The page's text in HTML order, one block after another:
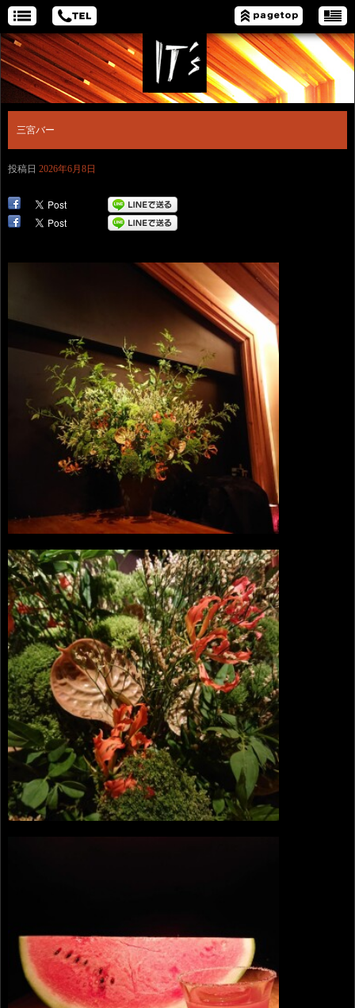
三宮バー
投稿日 2026年6月8日